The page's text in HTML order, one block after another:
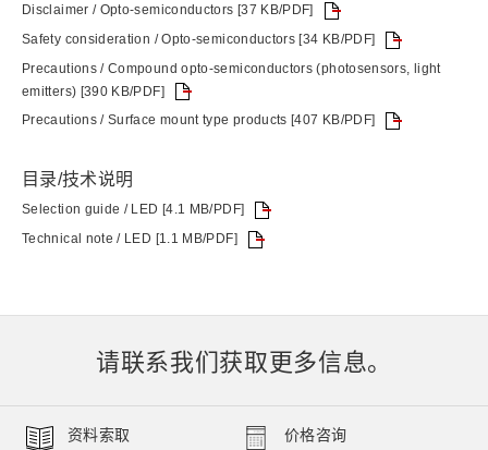
Disclaimer / Opto-semiconductors [37 KB/PDF]
Safety consideration / Opto-semiconductors [34 KB/PDF]
Precautions / Compound opto-semiconductors (photosensors, light
emitters) [390 KB/PDF]
Precautions / Surface mount type products [407 KB/PDF]
目录/技术说明
Selection guide / LED [4.1 MB/PDF]
Technical note / LED [1.1 MB/PDF]
请联系我们获取更多信息。
资料索取 价格咨询